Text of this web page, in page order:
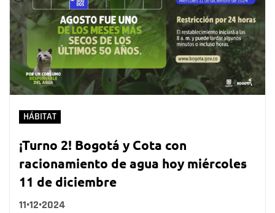
HÁBITAT
¡Turno 2! Bogotá y Cota con
racionamiento de agua hoy miércoles
11 de diciembre
11•12•2024